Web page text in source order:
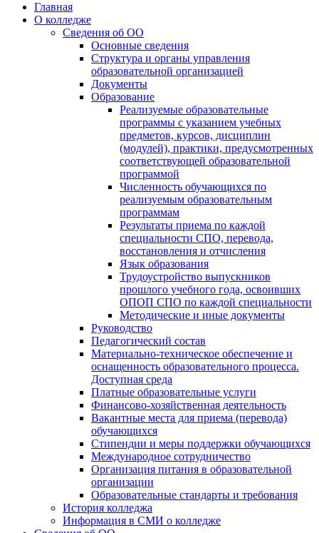
Главная
О колледже
Сведения об ОО
Основные сведения
Структура и органы управления
образовательной организацией
Документы
Образование
Реализуемые образовательные
программы с указанием учебных
предметов, курсов, дисциплин
(модулей), практики, предусмотренных
соответствующей образовательной
программой
Численность обучающихся по
реализуемым образовательным
программам
Результаты приема по каждой
специальности СПО, перевода,
восстановления и отчисления
Язык образования
Трудоустройство выпускников
прошлого учебного года, освоивших
ОПОП СПО по каждой специальности
Методические и иные документы
Руководство
Педагогический состав
Материально-техническое обеспечение и
оснащенность образовательного процесса.
Доступная среда
Платные образовательные услуги
Финансово-хозяйственная деятельность
Вакантные места для приема (перевода)
обучающихся
Стипендии и меры поддержки обучающихся
Международное сотрудничество
Организация питания в образовательной
организации
Образовательные стандарты и требования
История колледжа
Информация в СМИ о колледже